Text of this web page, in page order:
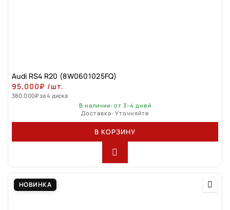
Audi RS4 R20 (8W0601025FQ)
95,000₽ /шт.
380,000₽за 4 диска
В наличии: от 3-4 дней
Доставка: Уточняйте
В КОРЗИНУ
НОВИНКА